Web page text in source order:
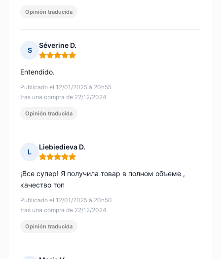
Opinión traducida
S
Séverine D.
Nota: 5 de 5
Publicado el 12/01/2025 à 20h55
tras una compra de 22/12/2024
Entendido.
Opinión traducida
L
Liebiedieva D.
Nota: 5 de 5
Publicado el 12/01/2025 à 20h50
tras una compra de 22/12/2024
¡Все супер! Я получила товар в полном объеме ,
качество топ
Opinión traducida